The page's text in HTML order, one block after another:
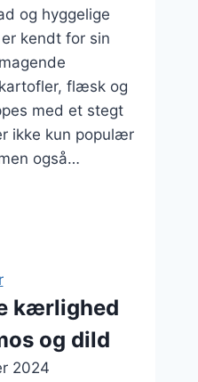
og hyggelige
kendt for sin
flæsk og
med et stegt
ikke kun populær
også…
kærlighed
og dild
2024